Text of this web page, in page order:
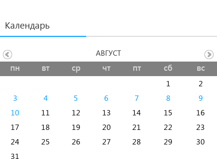
Календарь
пн вт ср чт пт сб вс
1
2
3
4 5 6 7 8
9
10
11 12 13 14 15
16
17
18 19 20 21 22
23
24
25 26 27 28 29
30
31
АВГУСТ